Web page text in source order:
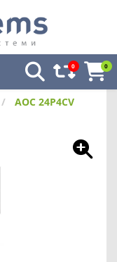
0 0
AOC 24P4CV